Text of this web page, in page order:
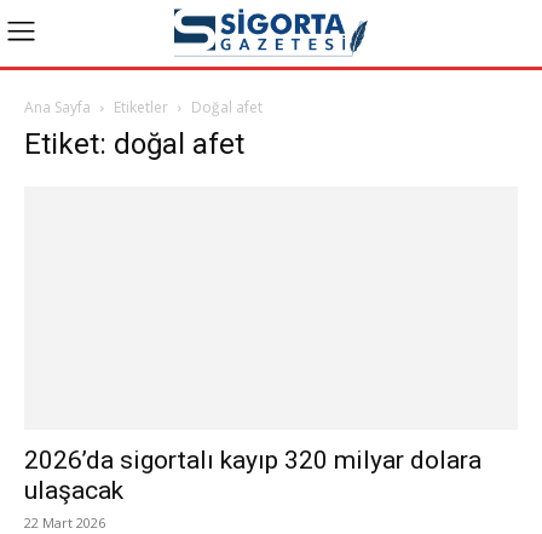
Ana Sayfa Etiketler Doğal afet
Etiket: doğal afet
2026’da sigortalı kayıp 320 milyar dolara
ulaşacak
22 Mart 2026